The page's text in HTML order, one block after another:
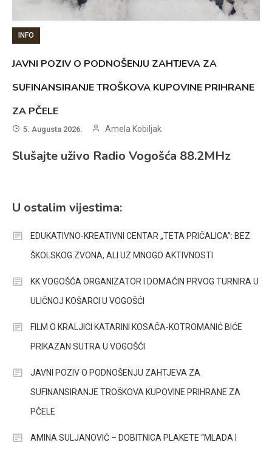
INFO
JAVNI POZIV O PODNOŠENJU ZAHTJEVA ZA
SUFINANSIRANJE TROŠKOVA KUPOVINE PRIHRANE
ZA PČELE
5. Augusta 2026. Amela Kobiljak
Slušajte uživo Radio Vogošća 88.2MHz
U ostalim vijestima:
EDUKATIVNO-KREATIVNI CENTAR „TETA PRIČALICA”: BEZ
ŠKOLSKOG ZVONA, ALI UZ MNOGO AKTIVNOSTI
KK VOGOŠĆA ORGANIZATOR I DOMAĆIN PRVOG TURNIRA U
ULIČNOJ KOŠARCI U VOGOŠĆI
FILM O KRALJICI KATARINI KOSAČA-KOTROMANIĆ BIĆE
PRIKAZAN SUTRA U VOGOŠĆI
JAVNI POZIV O PODNOŠENJU ZAHTJEVA ZA
SUFINANSIRANJE TROŠKOVA KUPOVINE PRIHRANE ZA
PČELE
AMINA SULJANOVIĆ – DOBITNICA PLAKETE “MLADA I